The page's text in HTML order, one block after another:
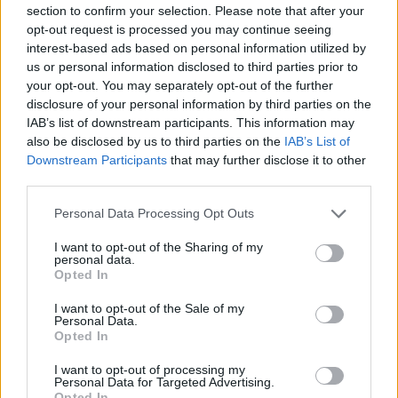
section to confirm your selection. Please note that after your
opt-out request is processed you may continue seeing
interest-based ads based on personal information utilized by
us or personal information disclosed to third parties prior to
your opt-out. You may separately opt-out of the further
disclosure of your personal information by third parties on the
IAB’s list of downstream participants. This information may
also be disclosed by us to third parties on the IAB’s List of
Downstream Participants that may further disclose it to other
Personal Data Processing Opt Outs
I want to opt-out of the Sharing of my
personal data.
Opted In
I want to opt-out of the Sale of my
Personal Data.
Opted In
I want to opt-out of processing my
Personal Data for Targeted Advertising.
Kunsthaus Dahlem
12.6. avattiin Dahlemin kaupunginosaanKunsthaus
Dahlem[ kartalla], joka esittelee sodanjälkeistä, vuosina
1945-1961 valmistunutta modernia taidetta. Täällä on sekä
kokoelmat että vaihtuvia näyttelyitä, ja aina elokuun
puoliväliin siellä on paljon esitelmiä ja muita
erikoistapahtumia.
Rakennus on sinänsä mielenkiintoinen,
sillä se oli natsiaikojen kuuluisan kuvanveistäjän, Arno
Brekerin, ateljee, ja sodan jälkeen se oli sotilaskäytössä
pitkän aikaa. Eteisessä on rakennuksen vaiheita
käsittelevä näyttely, ja rakennusta on muuteltu uutta roolia
varten melkoisesti. On hyvä olla tietoinen myös siitä, että
vieressä sijaitsee lisäksi kansantaiteeseen pureutuva
Brücke-museo.
Kunsthaus Dahlem onavoinnake-su klo 11-17. Liput